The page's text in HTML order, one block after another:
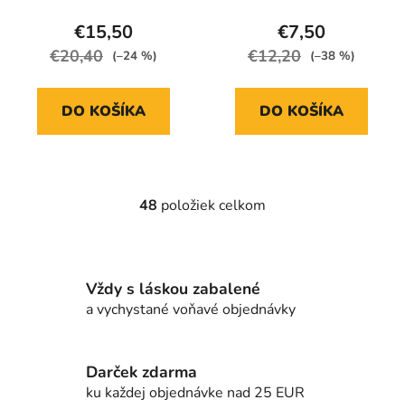
€15,50
€20,40 (–24 %)
DO KOŠÍKA
€7,50
€12,20 (–38 %)
DO KOŠÍKA
O
d
a
p
48 položiek celkom
Vždy s láskou zabalené
a vychystané voňavé objednávky
Darček zdarma
ku každej objednávke nad 25 EUR